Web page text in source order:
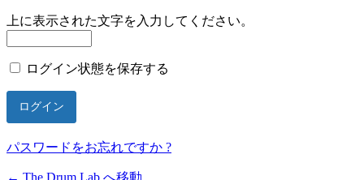
上に表示された文字を入力してください。
ログイン状態を保存する
パスワードをお忘れですか ?
← The Drum Lab へ移動